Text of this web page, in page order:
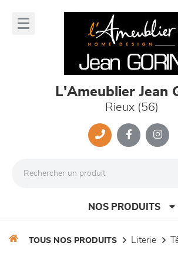
L'Ameublier Jean
Rieux (56)
NOS PRODUITS
TOUS NOS PRODUITS literie